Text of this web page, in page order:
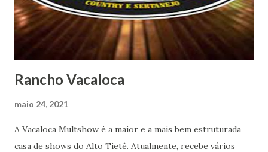
Rancho Vacaloca
maio 24, 2021
A Vacaloca Multshow é a maior e a mais bem estruturada
casa de shows do Alto Tietê. Atualmente, recebe vários